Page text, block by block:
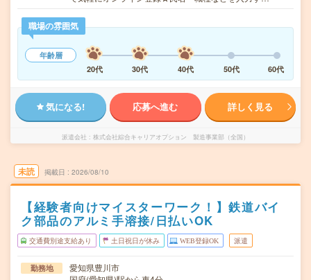
職場の雰囲気
年齢層
20代
30代 40代 50代 60代
気になる! 応募へ進む 詳しく見る
派遣会社 株式会社綜合キャリアオプション 製造事業部（全国）
未読 掲載日 2026/08/10
【経験者向けマイスターワーク！】鉄道バイ
ク部品のアルミ手溶接/日払いOK
交通費別途支給あり 土日祝日が休み WEB登録OK 派遣
勤務地
愛知県豊川市